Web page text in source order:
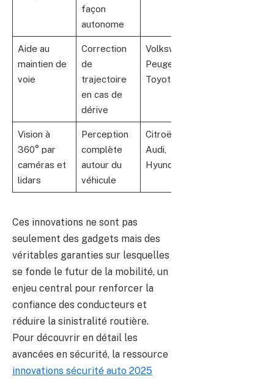
façon
autonome
Aide au
maintien de
voie
Correction
de
trajectoire
en cas de
dérive
Volkswagen,
Peugeot,
Toyota
Vision à
360° par
caméras et
lidars
Perception
complète
autour du
véhicule
Citroën,
Audi,
Hyundai
Ces innovations ne sont pas
seulement des gadgets mais des
véritables garanties sur lesquelles
se fonde le futur de la mobilité, un
enjeu central pour renforcer la
confiance des conducteurs et
réduire la sinistralité routière.
Pour découvrir en détail les
avancées en sécurité, la ressource
innovations sécurité auto 2025